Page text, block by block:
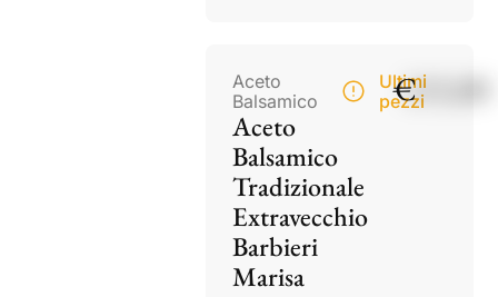
Aceto
Balsamico
Aceto
Balsamico
Tradizionale
Extravecchio
Barbieri
Marisa
Ultimi
pezzi
€115,00